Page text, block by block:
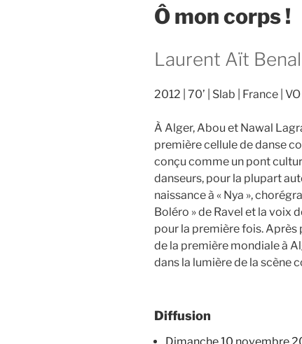
Ô mon corps !
Laurent Aït
2012 70’ Slab France
À Alger, Abou et Nawal
première cellule de danse
conçu comme un pont
danseurs, pour la plupart
naissance à « Nya »,
Boléro » de Ravel et la voix
pour la première fois. Après
de la première mondiale à
dans la lumière de la scène
Diffusion